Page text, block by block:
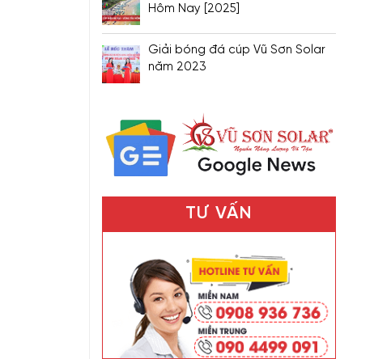
Hôm Nay [2025]
Giải bóng đá cúp Vũ Sơn Solar
năm 2023
TƯ VẤN